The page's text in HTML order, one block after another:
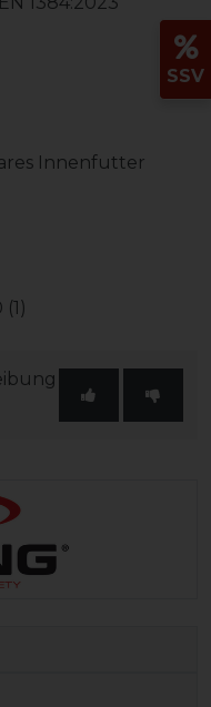
Innenfutter
SSV